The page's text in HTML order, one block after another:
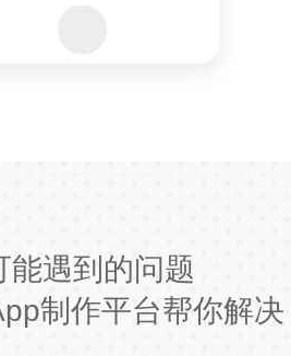
能遇到的问题
制作平台帮你解决